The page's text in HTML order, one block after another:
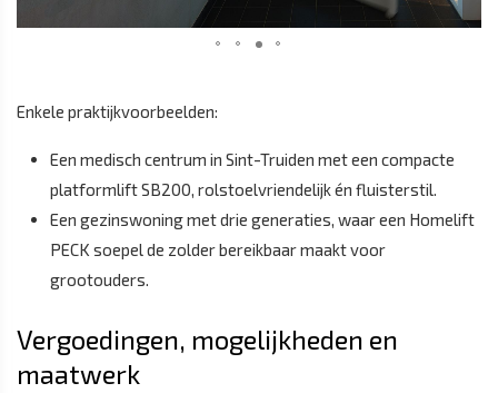
Enkele praktijkvoorbeelden:
Een medisch centrum in Sint-Truiden met een compacte
platformlift SB200, rolstoelvriendelijk én fluisterstil.
Een gezinswoning met drie generaties, waar een Homelift
PECK soepel de zolder bereikbaar maakt voor
grootouders.
Vergoedingen, mogelijkheden en
maatwerk